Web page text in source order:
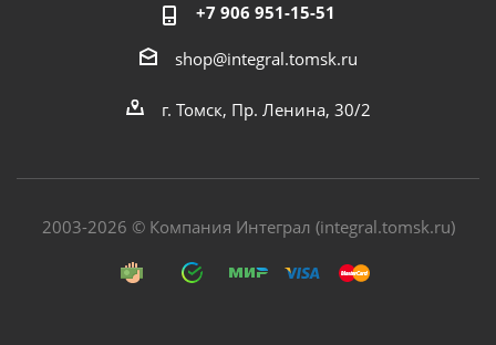
+7 906 951-15-51
shop@integral.tomsk.ru
г. Томск, Пр. Ленина, 30/2
2003-2026 © Компания Интеграл (integral.tomsk.ru)